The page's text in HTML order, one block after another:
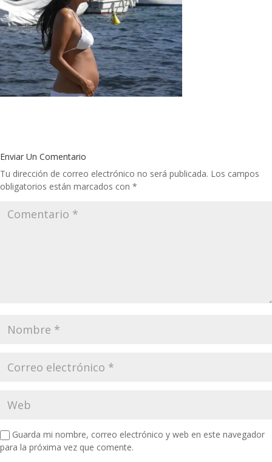
Enviar Un Comentario
Tu dirección de correo electrónico no será publicada. Los campos
obligatorios están marcados con *
Guarda mi nombre, correo electrónico y web en este navegador
para la próxima vez que comente.